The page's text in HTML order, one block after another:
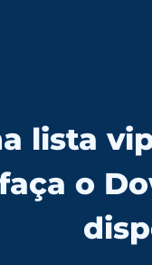
lista
o